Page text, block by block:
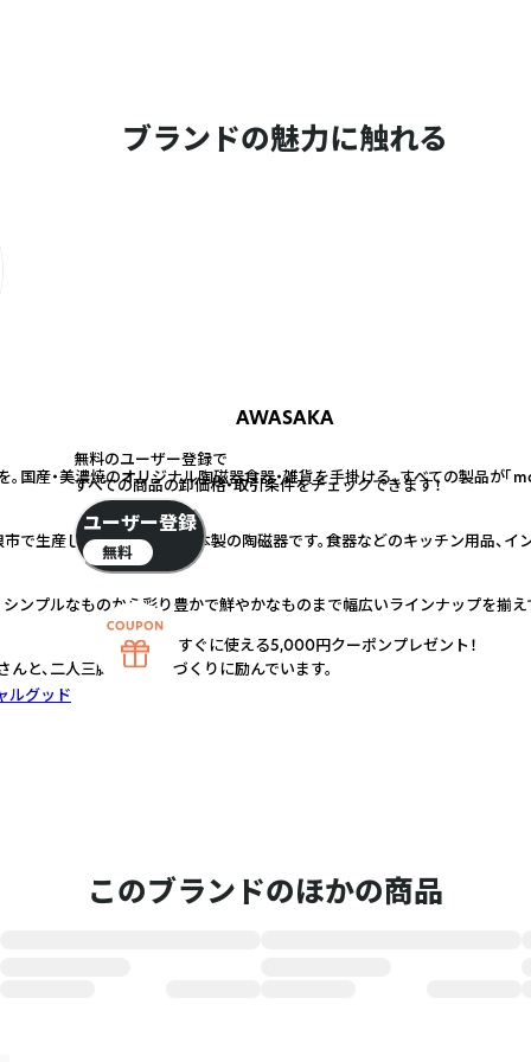
ブランドの魅力に触れる
AWASAKA
国産・美濃焼のオリジナル陶磁器食器・雑貨を手掛ける、すべての製品が
で生産している、すべて日本製の陶磁器です。食器などのキッチン用品、イ
ンプルなものから彩り豊かで鮮やかなものまで幅広いラインナップを揃え
と、二人三脚でのモノづくりに励んでいます。
ルグッド
このブランドのほかの商品
無料のユーザー登録で
すべての商品の卸価格・取引条件をチェックできます！
ユーザー登録
無料
すぐに使える5,000円クーポンプレゼント！